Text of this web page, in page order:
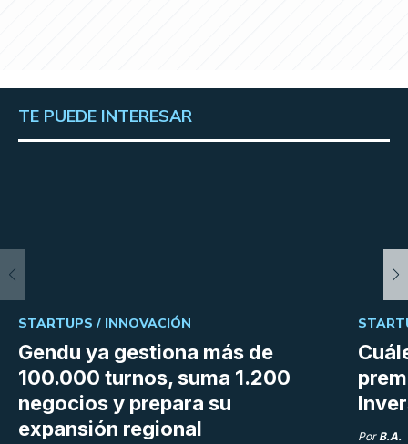
TE PUEDE INTERESAR
Gendu ya gestiona más de
100.000 turnos, suma 1.200
negocios y prepara su
expansión regional
STARTUPS / INNOVACIÓN
Por B.A.